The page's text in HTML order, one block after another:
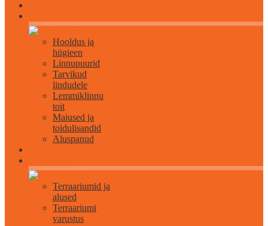
Hooldus ja
hügieen
Linnupuurid
Tarvikud
lindudele
Lemmiklinnu
toit
Maiused ja
toidulisandid
Aluspanud
Terraariumid ja
alused
Terraariumi
varustus